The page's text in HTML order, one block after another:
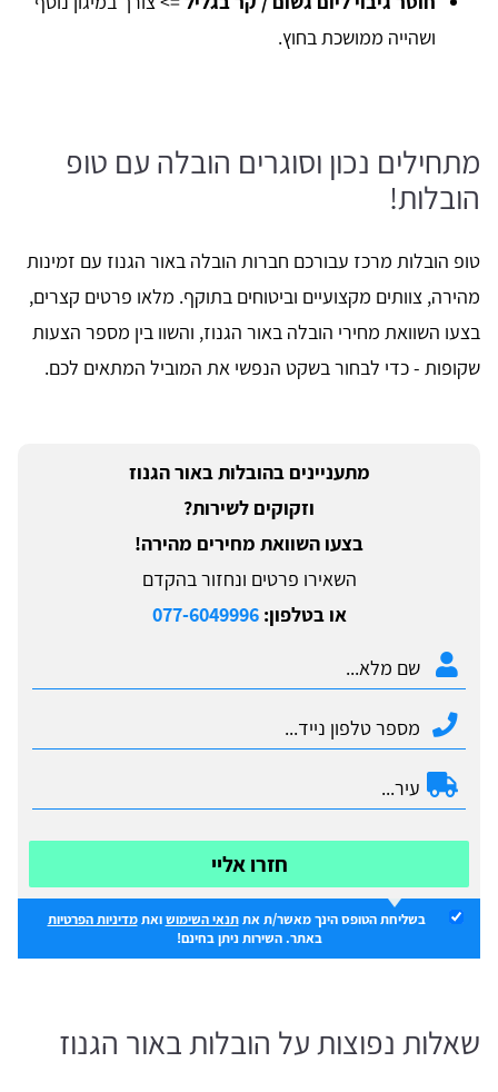
ושהייה ממושכת בחוץ.
מתחילים נכון וסוגרים הובלה עם טופ
הובלות!
טופ הובלות מרכז עבורכם חברות הובלה באור הגנוז עם זמינות
מהירה, צוותים מקצועיים וביטוחים בתוקף. מלאו פרטים קצרים,
בצעו השוואת מחירי הובלה באור הגנוז, והשוו בין מספר הצעות
שקופות - כדי לבחור בשקט הנפשי את המוביל המתאים לכם.
מתעניינים בהובלות באור הגנוז
וזקוקים לשירות?
בצעו השוואת מחירים מהירה!
השאירו פרטים ונחזור בהקדם
או בטלפון:077-6049996
חזרו אליי
בשליחת הטופס הינך מאשר/ת אתתנאי השימושואתמדיניות הפרטיות
באתר. השירות ניתן בחינם!
שאלות נפוצות על הובלות באור הגנוז